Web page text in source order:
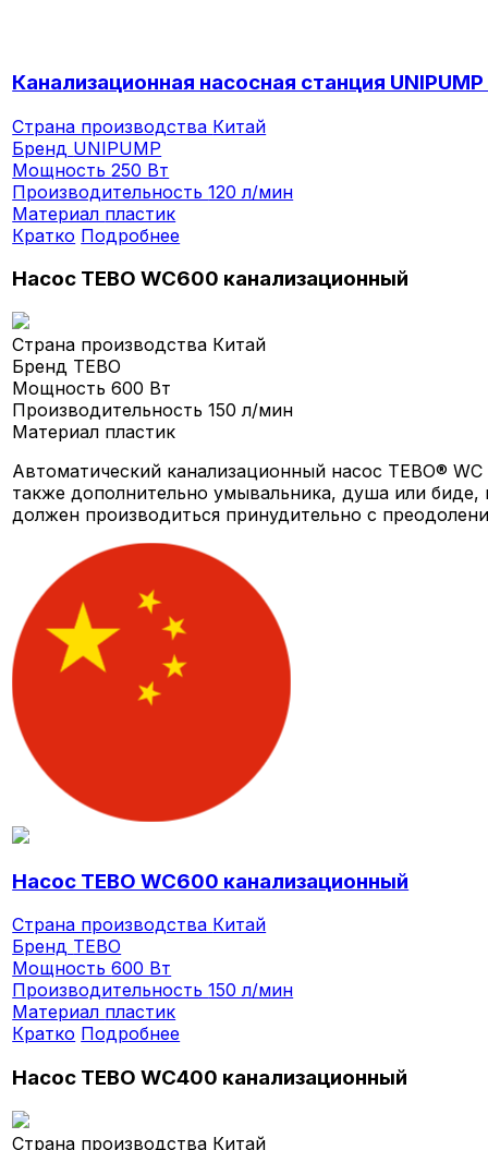
Канализационная насосная станция
Страна производства Китай
Бренд UNIPUMP
Мощность250 Вт
Производительность120 л/мин
Материал пластик
Кратко Подробнее
Насос TEBO WC600 канализационный
Страна производства Китай
Бренд TEBO
Мощность600 Вт
Производительность150 л/мин
Материал пластик
Автоматический канализационный насос TEBO®
также дополнительно умывальника, душа или
должен производиться принудительно с
Насос TEBO WC600 канализационный
Страна производства Китай
Бренд TEBO
Мощность600 Вт
Производительность150 л/мин
Материал пластик
Кратко Подробнее
Насос TEBO WC400 канализационный
Страна производства Китай